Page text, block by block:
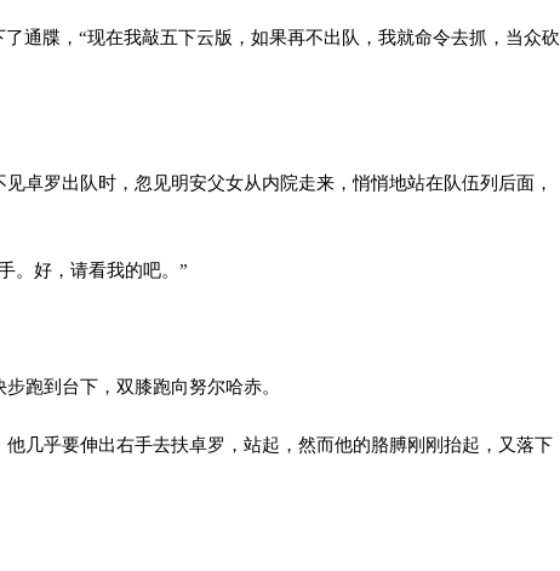
通牒，“现在我敲五下云版，如果再不出队，我就命令去抓，当众砍
卓罗出队时，忽见明安父女从内院走来，悄悄地站在队伍列后面，
。好，请看我的吧。”
跑到台下，双膝跑向努尔哈赤。
几乎要伸出右手去扶卓罗，站起，然而他的胳膊刚刚抬起，又落下